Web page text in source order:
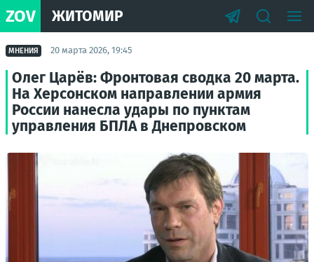
ZOV ЖИТОМИР
МНЕНИЯ 20 марта 2026, 19:45
Олег Царёв: Фронтовая сводка 20 марта.
На Херсонском направлении армия
России нанесла удары по пунктам
управления БПЛА в Днепровском